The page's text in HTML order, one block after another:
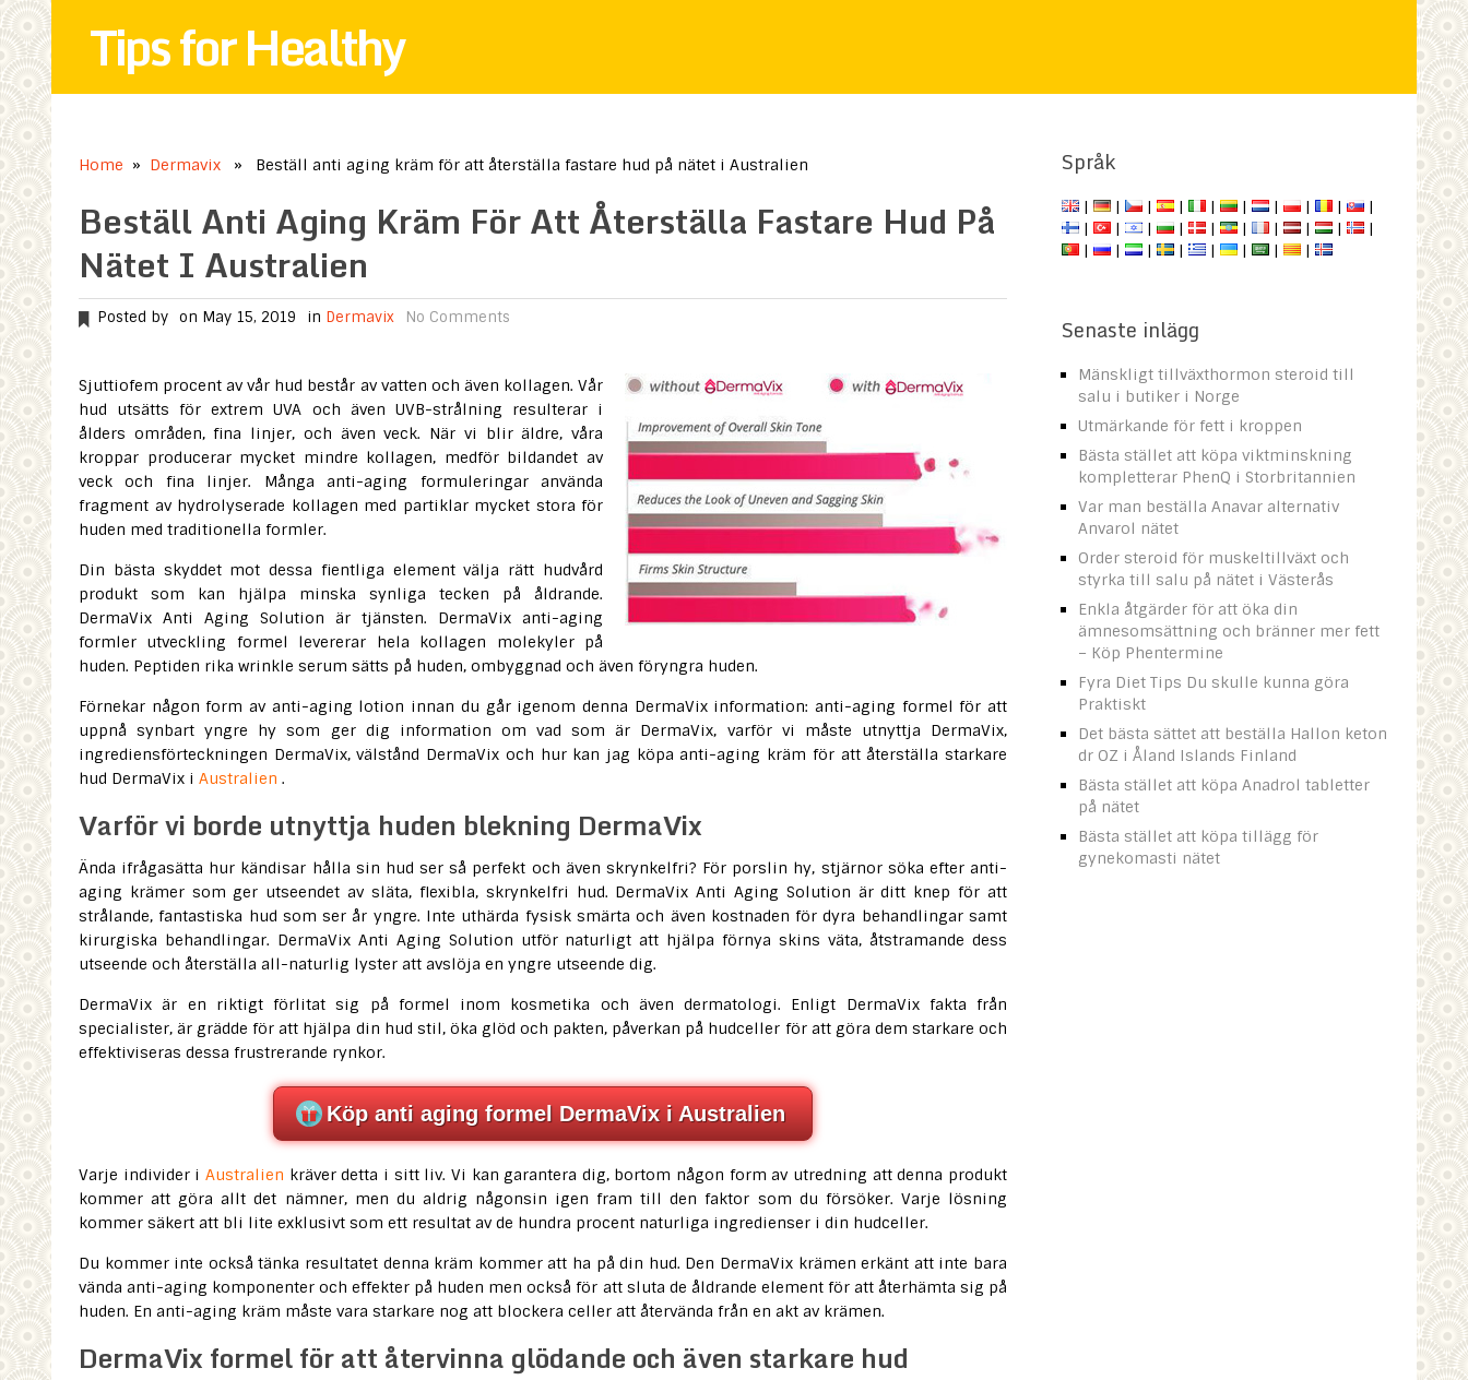
Tips for Healthy
Home » Dermavix » Beställ anti aging kräm för att återställa fastare hud på nätet i Australien
Beställ Anti Aging Kräm För Att Återställa Fastare Hud På
Nätet I Australien
Posted by on May 15, 2019 in Dermavix No Comments
Sjuttiofem procent av vår hud består av vatten och även kollagen. Vår
hud utsätts för extrem UVA och även UVB-strålning resulterar i
ålders områden, fina linjer, och även veck. När vi blir äldre, våra
kroppar producerar mycket mindre kollagen, medför bildandet av
veck och fina linjer. Många anti-aging formuleringar använda
fragment av hydrolyserade kollagen med partiklar mycket stora för
huden med traditionella formler.
Din bästa skyddet mot dessa fientliga element välja rätt hudvård
produkt som kan hjälpa minska synliga tecken på åldrande.
DermaVix Anti Aging Solution är tjänsten. DermaVix anti-aging
formler utveckling formel levererar hela kollagen molekyler på
huden. Peptiden rika wrinkle serum sätts på huden, ombyggnad och även föryngra huden.
Förnekar någon form av anti-aging lotion innan du går igenom denna DermaVix information: anti-aging formel för att
uppnå synbart yngre hy som ger dig information om vad som är DermaVix, varför vi måste utnyttja DermaVix,
ingrediensförteckningen DermaVix, välstånd DermaVix och hur kan jag köpa anti-aging kräm för att återställa starkare
hud DermaVix i Australien .
Varför vi borde utnyttja huden blekning DermaVix
Ända ifrågasätta hur kändisar hålla sin hud ser så perfekt och även skrynkelfri? För porslin hy, stjärnor söka efter anti-
aging krämer som ger utseendet av släta, flexibla, skrynkelfri hud. DermaVix Anti Aging Solution är ditt knep för att
strålande, fantastiska hud som ser år yngre. Inte uthärda fysisk smärta och även kostnaden för dyra behandlingar samt
kirurgiska behandlingar. DermaVix Anti Aging Solution utför naturligt att hjälpa förnya skins väta, åtstramande dess
utseende och återställa all-naturlig lyster att avslöja en yngre utseende dig.
DermaVix är en riktigt förlitat sig på formel inom kosmetika och även dermatologi. Enligt DermaVix fakta från
specialister, är grädde för att hjälpa din hud stil, öka glöd och pakten, påverkan på hudceller för att göra dem starkare och
effektiviseras dessa frustrerande rynkor.
Köp anti aging formel DermaVix i Australien
Varje individer i Australien kräver detta i sitt liv. Vi kan garantera dig, bortom någon form av utredning att denna produkt
kommer att göra allt det nämner, men du aldrig någonsin igen fram till den faktor som du försöker. Varje lösning
kommer säkert att bli lite exklusivt som ett resultat av de hundra procent naturliga ingredienser i din hudceller.
Du kommer inte också tänka resultatet denna kräm kommer att ha på din hud. Den DermaVix krämen erkänt att inte bara
vända anti-aging komponenter och effekter på huden men också för att sluta de åldrande element för att återhämta sig på
huden. En anti-aging kräm måste vara starkare nog att blockera celler att återvända från en akt av krämen.
DermaVix formel för att återvinna glödande och även starkare hud
Språk
| | | | | | | | |
|
|
| | | | | | | |
|
|
| | | | | | |
Senaste inlägg
Mänskligt tillväxthormon steroid till
salu i butiker i Norge
Utmärkande för fett i kroppen
Bästa stället att köpa viktminskning
kompletterar PhenQ i Storbritannien
Var man beställa Anavar alternativ
Anvarol nätet
Order steroid för muskeltillväxt och
styrka till salu på nätet i Västerås
Enkla åtgärder för att öka din
ämnesomsättning och bränner mer fett
– Köp Phentermine
Fyra Diet Tips Du skulle kunna göra
Praktiskt
Det bästa sättet att beställa Hallon keton
dr OZ i Åland Islands Finland
Bästa stället att köpa Anadrol tabletter
på nätet
Bästa stället att köpa tillägg för
gynekomasti nätet